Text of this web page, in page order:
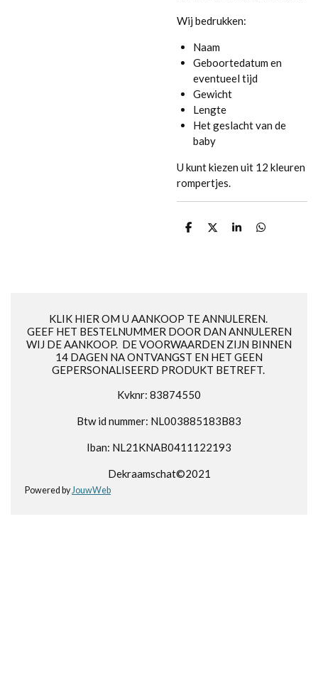
Wij bedrukken:
Naam
Geboortedatum en
eventueel tijd
Gewicht
Lengte
Het geslacht van de
baby
U kunt kiezen uit 12 kleuren
rompertjes.
D
D
S
D
KLIK HIER OM U AANKOOP TE ANNULEREN.
GEEF HET BESTELNUMMER DOOR DAN ANNULEREN
WIJ DE AANKOOP. DE VOORWAARDEN ZIJN BINNEN
14 DAGEN NA ONTVANGST EN HET GEEN
GEPERSONALISEERD PRODUKT BETREFT.
Kvknr: 83874550
Btw id nummer: NL003885183B83
Iban: NL21KNAB0411122193
Dekraamschat©2021
Powered by JouwWeb